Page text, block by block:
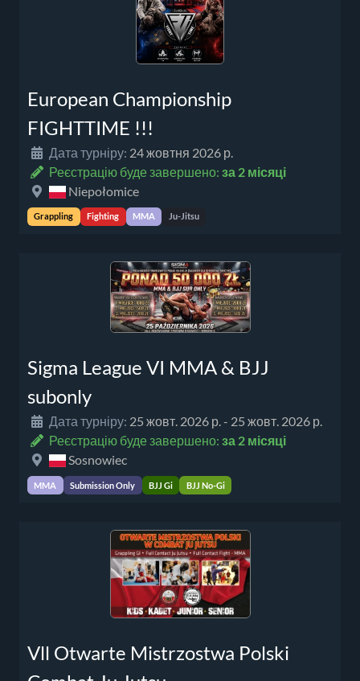
European Championship
FIGHTTIME !!!
Дата турніру: 24 жовтня 2026 р.
Реєстрацію буде завершено: за 2 місяці
Niepołomice
Grappling Fighting MMA Ju-Jitsu
Sigma League VI MMA & BJJ
subonly
Дата турніру: 25 жовт. 2026 р. - 25 жовт. 2026 р.
Реєстрацію буде завершено: за 2 місяці
Sosnowiec
MMA Submission Only BJJ Gi BJJ No-Gi
Vll Otwarte Mistrzostwa Polski